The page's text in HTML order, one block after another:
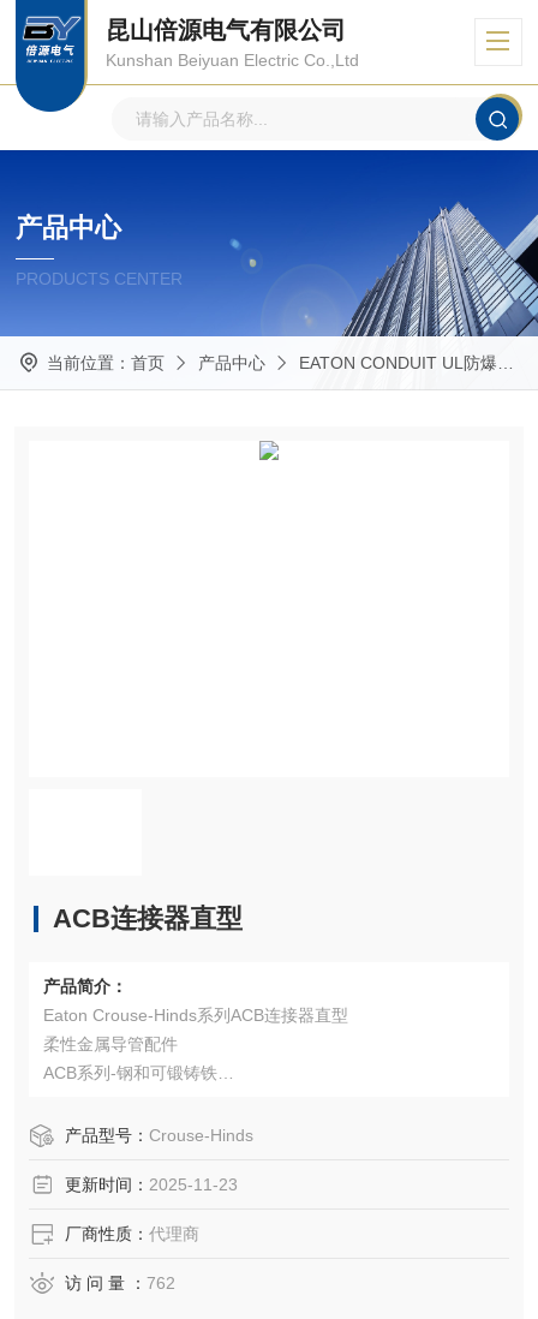
昆山倍源电气有限公司
Kunshan Beiyuan Electric Co.,Ltd
产品中心
PRODUCTS CENTER
当前位置： 首页 产品中心 EATON CONDUIT UL防爆管件
ACB连接器直型
产品简介：
Eaton Crouse-Hinds系列ACB连接器直型
柔性金属导管配件
ACB系列-钢和可锻铸铁
•Acb系列连接器用于连接铠装电缆，连接到箱体或外壳的金
产品型号： Crouse-Hinds
更新时间： 2025-11-23
厂商性质： 代理商
访 问 量 ： 762